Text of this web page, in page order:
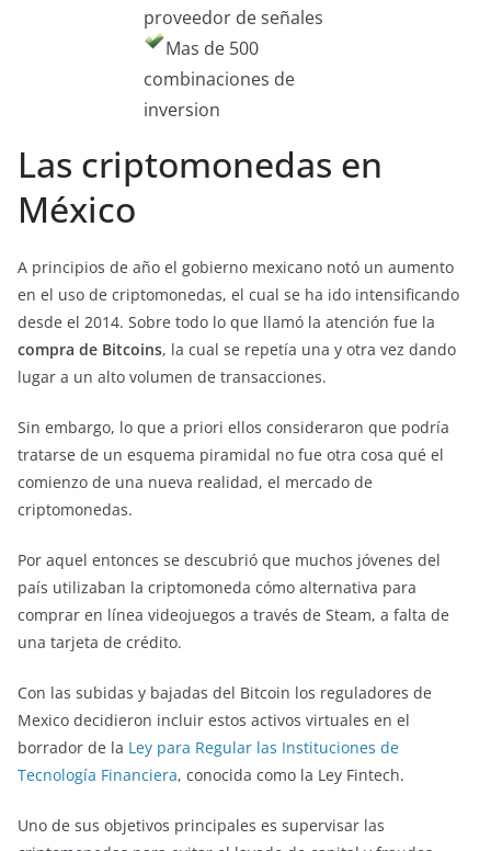
proveedor de señales
Mas de 500
combinaciones de
inversion
Las criptomonedas en
México
A principios de año el gobierno mexicano notó un aumento
en el uso de criptomonedas, el cual se ha ido intensificando
desde el 2014. Sobre todo lo que llamó la atención fue la
compra de Bitcoins, la cual se repetía una y otra vez dando
lugar a un alto volumen de transacciones.
Sin embargo, lo que a priori ellos consideraron que podría
tratarse de un esquema piramidal no fue otra cosa qué el
comienzo de una nueva realidad, el mercado de
criptomonedas.
Por aquel entonces se descubrió que muchos jóvenes del
país utilizaban la criptomoneda cómo alternativa para
comprar en línea videojuegos a través de Steam, a falta de
una tarjeta de crédito.
Con las subidas y bajadas del Bitcoin los reguladores de
Mexico decidieron incluir estos activos virtuales en el
borrador de la Ley para Regular las Instituciones de
Tecnología Financiera, conocida como la Ley Fintech.
Uno de sus objetivos principales es supervisar las